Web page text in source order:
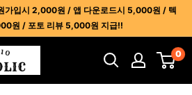
가입시 2,000원 / 앱 다운로드시 5,000원 / 텍
원 / 포토 리뷰 5,000원 지급!!
0